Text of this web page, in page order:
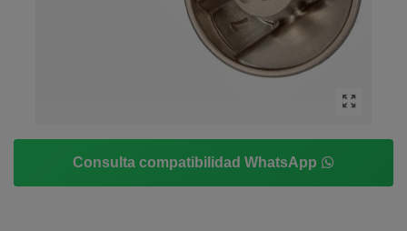
Consulta compatibilidad WhatsApp